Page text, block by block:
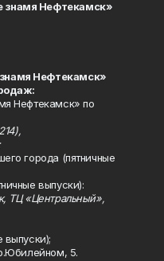
знамя Нефтекамск»
Нефтекамск»
Нефтекамск» по
города (пятничные
выпуски):
ТЦ «Центральный»,
выпуски);
5.